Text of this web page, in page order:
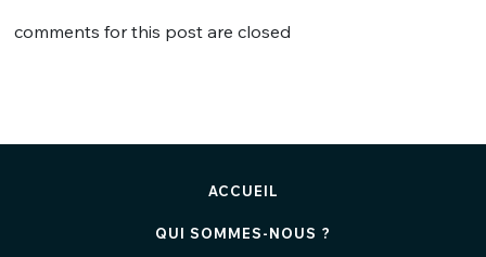
comments for this post are closed
ACCUEIL
QUI SOMMES-NOUS ?